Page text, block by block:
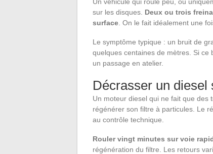
sur les disques. Deux ou trois
surface . On le fait idéalement une
Le symptôme typique : un bruit de
quelques centaines de mètres. Si
un passage en atelier.
Décrasser un
Un moteur diesel qui ne fait que
régénérer son filtre à particules. Le
au contrôle technique.
Rouler vingt minutes sur voie
régénération du filtre. Les retours